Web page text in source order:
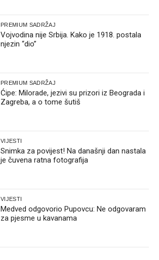
PREMIUM SADRŽAJ
Vojvodina nije Srbija. Kako je 1918. postala
njezin “dio”
PREMIUM SADRŽAJ
Ćipe: Milorade, jezivi su prizori iz Beograda i
Zagreba, a o tome šutiš
VIJESTI
Snimka za povijest! Na današnji dan nastala
je čuvena ratna fotografija
VIJESTI
Medved odgovorio Pupovcu: Ne odgovaram
za pjesme u kavanama